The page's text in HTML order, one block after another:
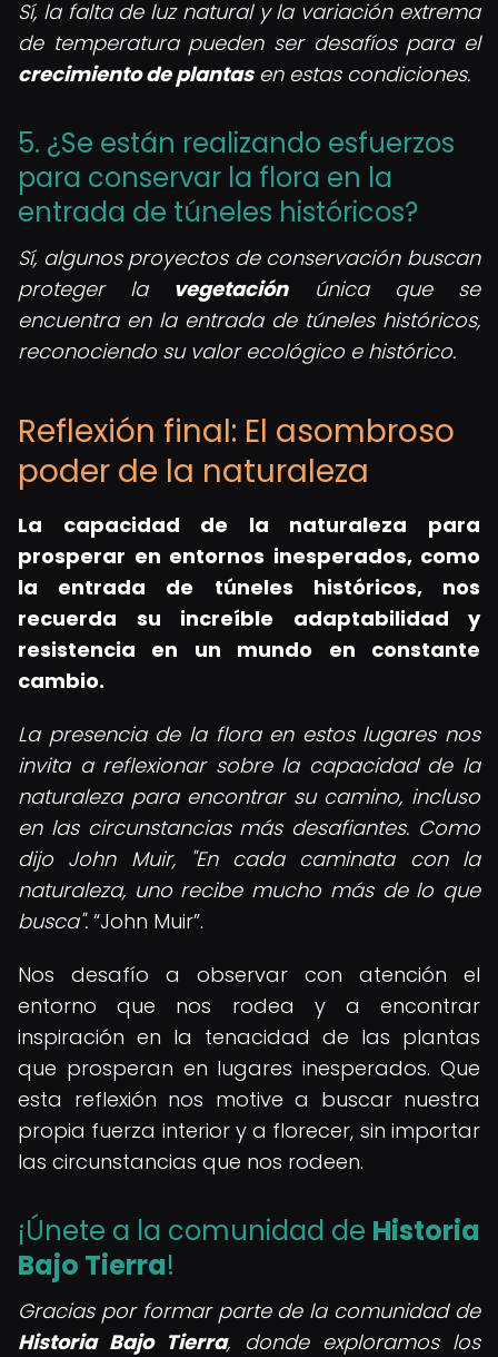
Sí, la falta de luz natural y la variación extrema
de temperatura pueden ser desafíos para el
crecimiento de plantasen estas condiciones.
5. ¿Se están realizando esfuerzos
para conservar la flora en la
entrada de túneles históricos?
Sí, algunos proyectos de conservación buscan
proteger la vegetaciónúnica que se
encuentra en la entrada de túneles históricos,
reconociendo su valor ecológico e histórico.
Reflexión final: El asombroso
poder de la naturaleza
La capacidad de la naturaleza para
prosperar en entornos inesperados, como
la entrada de túneles históricos, nos
recuerda su increíble adaptabilidad y
resistencia en un mundo en constante
cambio.
La presencia de la flora en estos lugares nos
invita a reflexionar sobre la capacidad de la
naturaleza para encontrar su camino, incluso
en las circunstancias más desafiantes. Como
dijo John Muir, "En cada caminata con la
naturaleza, uno recibe mucho más de lo que
busca". John Muir .
Nos desafío a observar con atención el
entorno que nos rodea y a encontrar
inspiración en la tenacidad de las plantas
que prosperan en lugares inesperados. Que
esta reflexión nos motive a buscar nuestra
propia fuerza interior y a florecer, sin importar
las circunstancias que nos rodeen.
¡Únete a la comunidad de Historia
Bajo Tierra!
Gracias por formar parte de la comunidad de
Historia Bajo Tierra, donde exploramos los